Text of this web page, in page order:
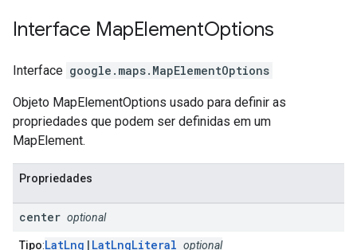
Interface MapElementOptions
Interface google.maps. MapElementOptions
Objeto MapElementOptions usado para definir as
propriedades que podem ser definidas em um
MapElement.
Propriedades
center optional
Tipo:LatLng | LatLngLiteral optional